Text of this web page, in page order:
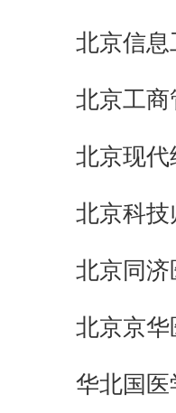
北京信息
北京工商
北京现代
北京科技
北京同济
北京京华
华北国医